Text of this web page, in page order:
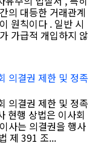
의 대등한 거래관계
원칙이다 . 일반 시
가급적 개입하지 않
의결권 제한 및 정족
의결권 제한 및 정족
현행 상법은 이사회
사는 의결권을 행사
제 391 조...